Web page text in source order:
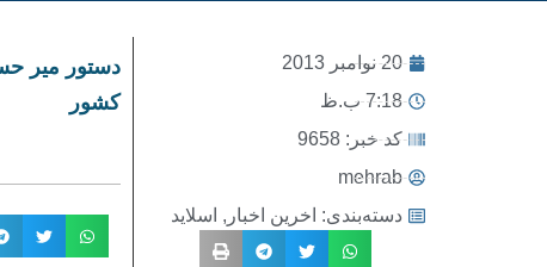
20 نوامبر 2013
7:18 ب.ظ
کد خبر: 9658
mehrab
دسته‌بندی: اخرین اخبار , اسلاید
دستور میر
کشور